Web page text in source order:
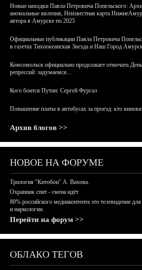
Новые находки Павла Петровича Попельского:
аномальные явления, Неизвестная карта
автора в Амурске по 2025
Официальные публикации Павла Петровича
в газетах Тихоокеанская Звезда и Наш Город
Комсомольск официально продолжает отмечать
репрессий: задумаемся...
Кого боится Путин: Сергей Фургал
Повышение платы в автобусах за проезд: кто
Архив блогов >>
НОВОЕ НА ФОРУМЕ
Трилогия "Китобои" А. Вахова.
Охранник спит - смена идёт
80% российского медиаконтента это телевидение
и наркологии.
Перейти на форум >>
ОБЛАКО ТЕГОВ